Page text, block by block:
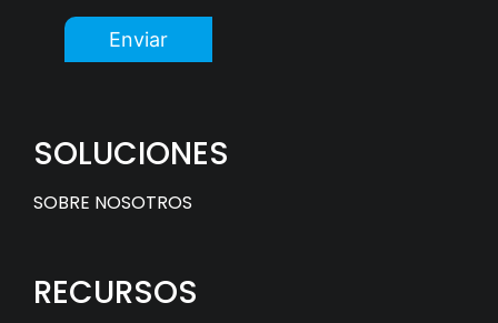
Enviar
SOLUCIONES
SOBRE NOSOTROS
RECURSOS